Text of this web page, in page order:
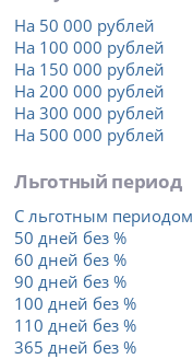
На 50 000 рублей
На 100 000 рублей
На 150 000 рублей
На 200 000 рублей
На 300 000 рублей
На 500 000 рублей
Льготный период
С льготным периодом
50 дней без %
60 дней без %
90 дней без %
100 дней без %
110 дней без %
365 дней без %